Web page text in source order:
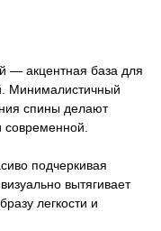
— акцентная база для
Минималистичный
спины делают
современной.
подчеркивая
вытягивает
легкости и